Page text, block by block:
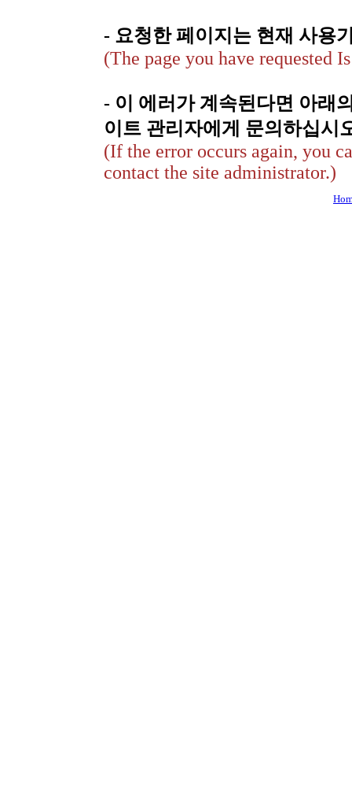
- 요청한 페이지는 현재 사용
(The page you have requested
- 이 에러가 계속된다면 아래
이트 관리자에게 문의하십시
(If the error occurs again, you
contact the site administrator.)